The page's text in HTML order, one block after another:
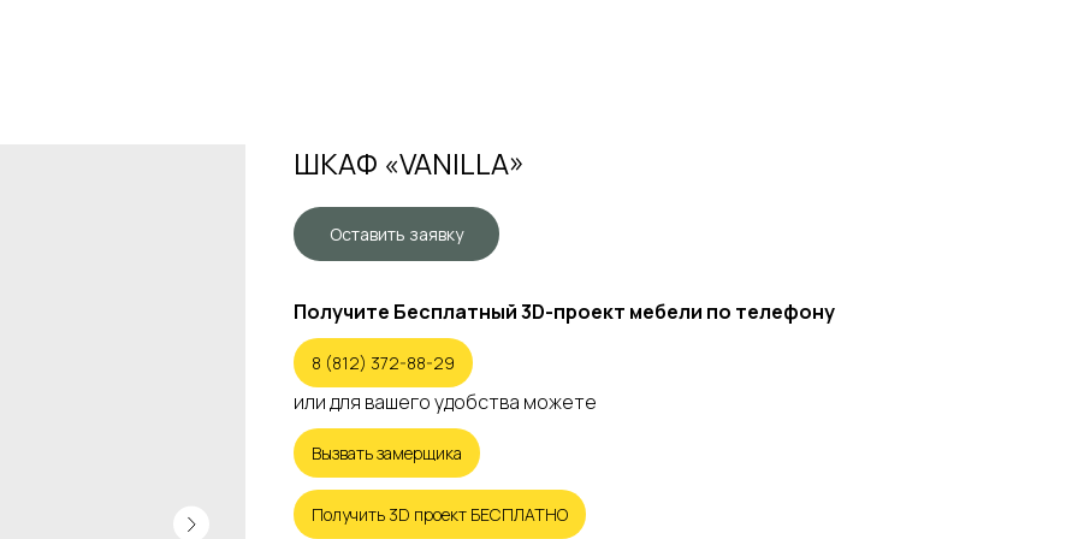
ШКАФ «VANILLA»
Оставить заявку
Получите Бесплатный 3D-проект мебели по телефону
8 (812) 372-88-29
или для вашего удобства можете
Вызвать замерщика
Получить 3D проект БЕСПЛАТНО